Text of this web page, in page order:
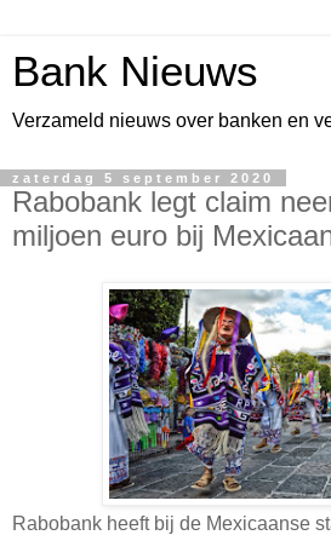
Bank Nieuws
Verzameld nieuws over banken en
zaterdag 5 september 2020
Rabobank legt claim
miljoen euro bij
Rabobank heeft bij de Mexicaanse